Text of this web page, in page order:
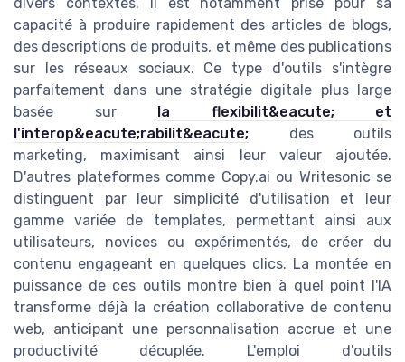
capacité à produire rapidement des articles de blogs,
des descriptions de produits, et même des publications
sur les réseaux sociaux. Ce type d'outils s'intègre
parfaitement dans une stratégie digitale plus large
basée sur la flexibilit&eacute; et
l'interop&eacute;rabilit&eacute; des outils
marketing, maximisant ainsi leur valeur ajoutée.
D'autres plateformes comme Copy.ai ou Writesonic se
distinguent par leur simplicité d'utilisation et leur
gamme variée de templates, permettant ainsi aux
utilisateurs, novices ou expérimentés, de créer du
contenu engageant en quelques clics. La montée en
puissance de ces outils montre bien à quel point l'IA
transforme déjà la création collaborative de contenu
web, anticipant une personnalisation accrue et une
productivité décuplée. L'emploi d'outils